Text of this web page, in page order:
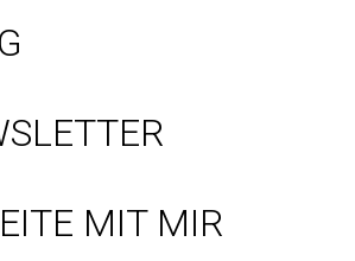
MIT MIR